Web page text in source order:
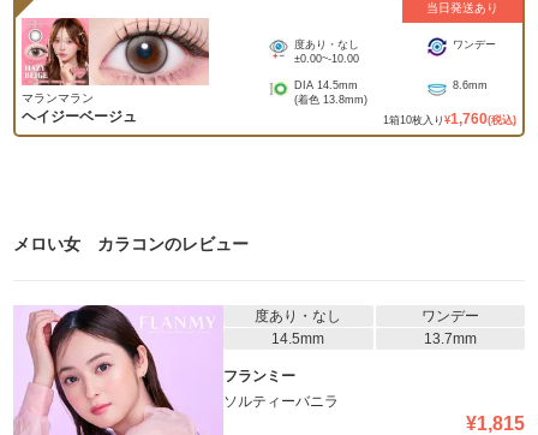
当日発送あり
マランマラン
ヘイジーベージュ
度あり・なし
±0.00~-10.00
ワンデー
DIA 14.5mm
(着色 13.8mm)
8.6mm
1箱10枚入り ¥1,760(税込)
メロい女 カラコンのレビュー
度あり・なし
ワンデー
14.5mm
13.7mm
フランミー
ソルティーバニラ
¥1,815